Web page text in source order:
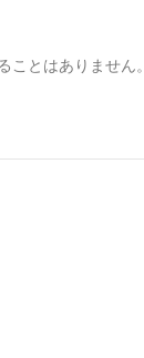
ことはありません。